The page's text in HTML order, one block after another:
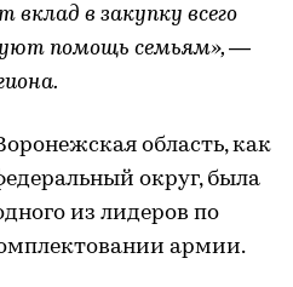
вклад в закупку всего
помощь семьям», —
область, как
округ, была
из лидеров по
армии.